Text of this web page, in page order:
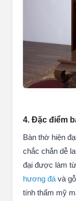
4. Đặc điểm
Bàn thờ hiện
chắc chắn dễ
đại được làm
hương đávà gỗ
tính thẩm mỹ